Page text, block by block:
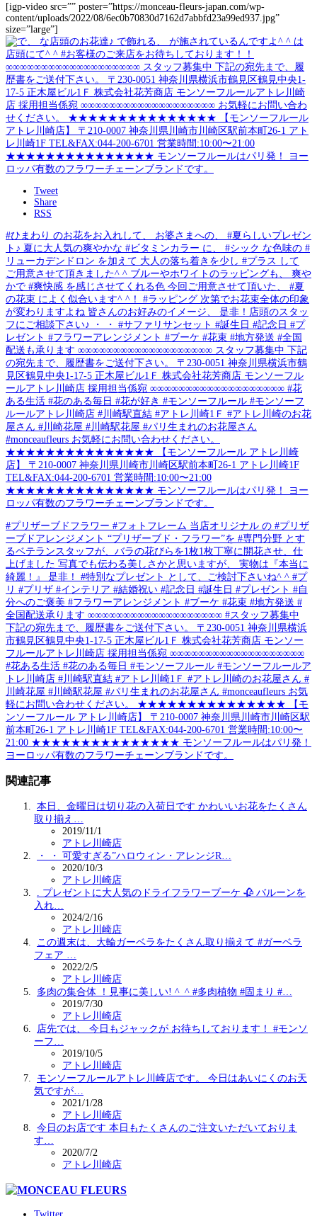
[igp-video src=”” poster=”https://monceau-fleurs-japan.com/wp-
content/uploads/2022/08/6ec0b70830d7162d7abbfd23a99ed937.jpg”
size=”large”]
Tweet
Share
RSS
#ひまわり のお花をお入れして、 お婆さまへの、 #夏らしいプレゼン
ト♪ 夏に大人気の爽やかな #ビタミンカラー に、 #シック な色味の #
リューカデンドロン を加えて 大人の落ち着きを少し #プラス して
ご用意させて頂きました^ ^ ブルーやホワイトのラッピングも、 爽や
かで #爽快感 を感じさせてくれる色 今回ご用意させて頂いた、 #夏
の花束 によく似合います^ ^！ #ラッピング 次第でお花束全体の印象
が変わりますよね 皆さんのお好みのイメージ、 是非！店頭のスタッ
フにご相談下さい♪ ・ ・ #サファリサンセット #誕生日 #記念日 #プ
レゼント #フラワーアレンジメント #ブーケ #花束 #地方発送 #全国
配送も承ります ∞∞∞∞∞∞∞∞∞∞∞∞∞∞∞∞∞∞∞ スタッフ募集中 下記
の宛先まで、履歴書をご送付下さい。 〒230-0051 神奈川県横浜市鶴
見区鶴見中央1-17-5 正木屋ビル1Ｆ 株式会社花芳商店 モンソーフル
ールアトレ川崎店 採用担当係宛 ∞∞∞∞∞∞∞∞∞∞∞∞∞∞∞∞∞∞∞ #花
ある生活 #花のある毎日 #花が好き #モンソーフルール #モンソーフ
ルールアトレ川崎店 #川崎駅直結 #アトレ川崎1Ｆ #アトレ川崎のお花
屋さん #川崎花屋 #川崎駅花屋 #パリ生まれのお花屋さん
#monceaufleurs お気軽にお問い合わせください。
★★★★★★★★★★★★★★★ 【モンソーフルール アトレ川崎
店】 〒210-0007 神奈川県川崎市川崎区駅前本町26-1 アトレ川崎1F
TEL&FAX:044-200-6701 営業時間:10:00〜21:00
★★★★★★★★★★★★★★★ モンソーフルールはパリ発！ ヨー
ロッパ有数のフラワーチェーンブランドです。
#プリザーブドフラワー #フォトフレーム 当店オリジナル の #プリザ
ーブドアレンジメント “プリザーブド・フラワー”を #専門分野 とす
るベテランスタッフが、バラの花びらを1枚1枚丁寧に開花させ、仕
上げました 写真でも伝わる美しさかと思いますが、 実物は『本当に
綺麗！』 是非！ #特別なプレゼント として、ご検討下さいね^ ^ #プ
リ #プリザ #インテリア #結婚祝い #記念日 #誕生日 #プレゼント #自
分へのご褒美 #フラワーアレンジメント #ブーケ #花束 #地方発送 #
全国配送承ります ∞∞∞∞∞∞∞∞∞∞∞∞∞∞∞∞∞∞∞ #スタッフ募集中
下記の宛先まで、履歴書をご送付下さい。 〒230-0051 神奈川県横浜
市鶴見区鶴見中央1-17-5 正木屋ビル1Ｆ 株式会社花芳商店 モンソー
フルールアトレ川崎店 採用担当係宛 ∞∞∞∞∞∞∞∞∞∞∞∞∞∞∞∞∞∞∞
#花ある生活 #花のある毎日 #モンソーフルール #モンソーフルールア
トレ川崎店 #川崎駅直結 #アトレ川崎1Ｆ #アトレ川崎のお花屋さん #
川崎花屋 #川崎駅花屋 #パリ生まれのお花屋さん #monceaufleurs お気
軽にお問い合わせください。 ★★★★★★★★★★★★★★★ 【モ
ンソーフルール アトレ川崎店】 〒210-0007 神奈川県川崎市川崎区駅
前本町26-1 アトレ川崎1F TEL&FAX:044-200-6701 営業時間:10:00〜
21:00 ★★★★★★★★★★★★★★★ モンソーフルールはパリ発！
ヨーロッパ有数のフラワーチェーンブランドです。
関連記事
本日、金曜日は切り花の入荷日です かわいいお花をたくさん
取り揃え…
2019/11/1
アトレ川崎店
・ ・ 可愛すぎる”ハロウィン・アレンジR…
2020/10/3
アトレ川崎店
. プレゼントに大人気のドライフラワーブーケ 🥀 バルーンを
入れ…
2024/2/16
アトレ川崎店
この週末は、大輪ガーベラをたくさん取り揃えて #ガーベラ
フェア …
2022/2/5
アトレ川崎店
多肉の集合体 ！見事に美しい! ^_^ #多肉植物 #固まり #…
2019/7/30
アトレ川崎店
店先では、 今日もジャックが お待ちしております！ #モンソ
ーフ…
2019/10/5
アトレ川崎店
モンソーフルールアトレ川崎店です。 今日はあいにくのお天
気ですが…
2021/1/28
アトレ川崎店
今日のお店です️ 本日もたくさんのご注文いただいておりま
す…
2020/7/2
アトレ川崎店